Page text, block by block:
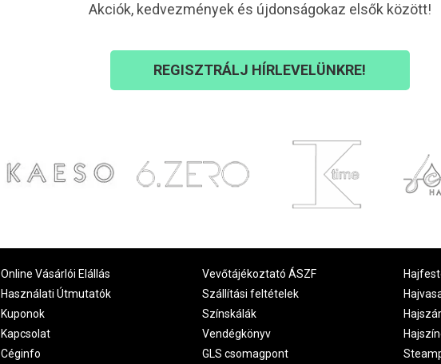
Akciók, kedvezmények és újdonságokaz elsők között!
REGISZTRÁLJ HÍRLEVELÜNKRE!
Online Vásárlói Elállás
Használati Útmutatók
Kuponok
Kapcsolat
Céginfo
Vevőtájékoztató ÁSZF
Szállítási feltételek
Színskálák
Vendégkönyv
GLS csomagpont